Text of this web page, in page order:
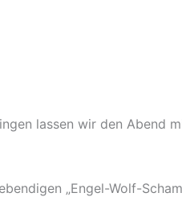
lassen wir den Abend
„Engel-Wolf-